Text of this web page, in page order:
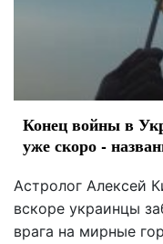
Конец войны в
уже скоро -
Астролог Алексей
вскоре украинцы
врага на мирные